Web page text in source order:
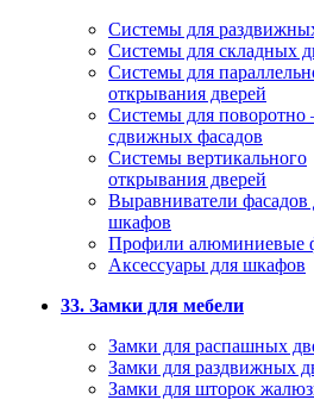
Системы для
Системы для складных
Системы для
открывания дверей
Системы для поворотно
сдвижных фасадов
Системы вертикального
открывания дверей
Выравниватели фасадов
шкафов
Профили алюминиевые
Аксессуары для шкафов
33. Замки для мебели
Замки для распашных
Замки для раздвижных
Замки для шторок